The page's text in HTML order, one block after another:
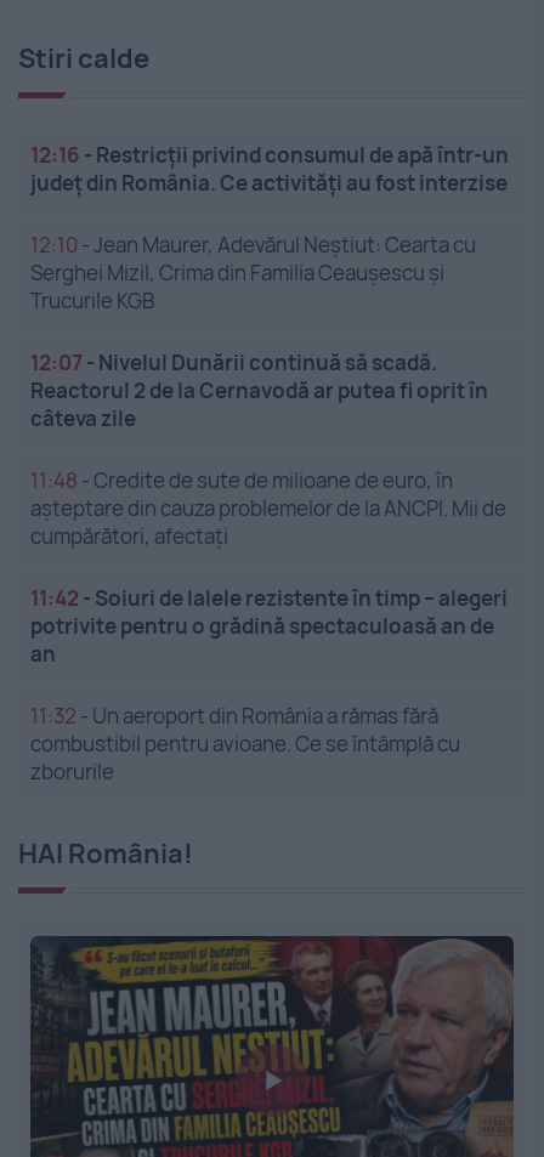
Stiri calde
12:16 - Restricții privind consumul de apă într-un
județ din România. Ce activități au fost interzise
12:10 -Jean Maurer, Adevărul Neștiut: Cearta cu
Serghei Mizil, Crima din Familia Ceaușescu și
Trucurile KGB
12:07 - Nivelul Dunării continuă să scadă.
Reactorul 2 de la Cernavodă ar putea fi oprit în
câteva zile
11:48 -Credite de sute de milioane de euro, în
așteptare din cauza problemelor de la ANCPI. Mii de
cumpărători, afectați
11:42 - Soiuri de lalele rezistente în timp – alegeri
potrivite pentru o grădină spectaculoasă an de
an
11:32 - Un aeroport din România a rămas fără
combustibil pentru avioane. Ce se întâmplă cu
zborurile
HAI România!